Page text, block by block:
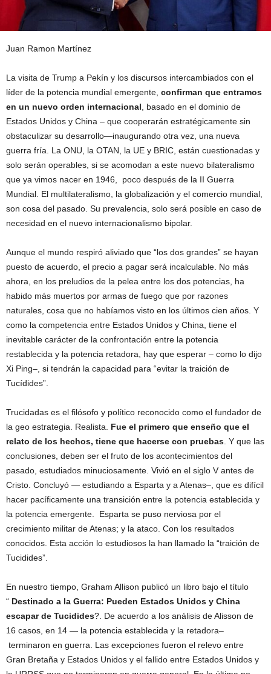
Juan Ramon Martínez
La visita de Trump a Pekín y los discursos intercambiados con el
líder de la potencia mundial emergente, confirman que entramos
en un nuevo orden internacional , basado en el dominio de
Estados Unidos y China – que cooperarán estratégicamente sin
obstaculizar su desarrollo—inaugurando otra vez, una nueva
guerra fría. La ONU, la OTAN, la UE y BRIC, están cuestionadas y
solo serán operables, si se acomodan a este nuevo bilateralismo
que ya vimos nacer en 1946, poco después de la II Guerra
Mundial. El multilateralismo, la globalización y el comercio mundial,
son cosa del pasado. Su prevalencia, solo será posible en caso de
necesidad en el nuevo internacionalismo bipolar.
Aunque el mundo respiró aliviado que “los dos grandes” se hayan
puesto de acuerdo, el precio a pagar será incalculable. No más
ahora, en los preludios de la pelea entre los dos potencias, ha
habido más muertos por armas de fuego que por razones
naturales, cosa que no habíamos visto en los últimos cien años. Y
como la competencia entre Estados Unidos y China, tiene el
inevitable carácter de la confrontación entre la potencia
restablecida y la potencia retadora, hay que esperar – como lo dijo
Xi Ping–, si tendrán la capacidad para “evitar la traición de
Tucídides”.
Trucidadas es el filósofo y político reconocido como el fundador de
la geo estrategia. Realista. Fue el primero que enseño que el
relato de los hechos, tiene que hacerse con pruebas . Y que las
conclusiones, deben ser el fruto de los acontecimientos del
pasado, estudiados minuciosamente. Vivió en el siglo V antes de
Cristo. Concluyó — estudiando a Esparta y a Atenas–, que es difícil
hacer pacíficamente una transición entre la potencia establecida y
la potencia emergente. Esparta se puso nerviosa por el
crecimiento militar de Atenas; y la ataco. Con los resultados
conocidos. Esta acción lo estudiosos la han llamado la “traición de
Tucidides”.
En nuestro tiempo, Graham Allison publicó un libro bajo el título
“ Destinado a la Guerra: Pueden Estados Unidos y China
escapar de Tucidides?. De acuerdo a los análisis de Alisson de
16 casos, en 14 — la potencia establecida y la retadora–
terminaron en guerra. Las excepciones fueron el relevo entre
Gran Bretaña y Estados Unidos y el fallido entre Estados Unidos y